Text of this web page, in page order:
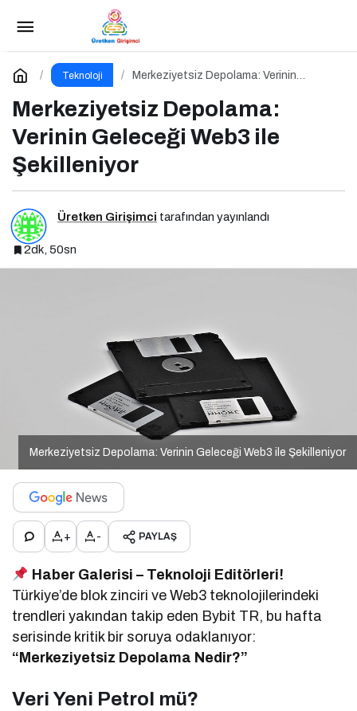
Teknoloji
Merkeziyetsiz Depolama: Verinin
Merkeziyetsiz Depolama:
Verinin Geleceği Web3 ile
Şekilleniyor
Üretken Girişimci tarafından yayınlandı
2dk, 50sn
Merkeziyetsiz Depolama: Verinin Geleceği Web3 ile Şekilleniyor
+ - PAYLAŞ
Haber Galerisi – Teknoloji Editörleri!
Türkiye’de blok zinciri ve Web3 teknolojilerindeki
trendleri yakından takip eden Bybit TR, bu hafta
serisinde kritik bir soruya odaklanıyor:
“Merkeziyetsiz Depolama Nedir?”
Veri Yeni Petrol mü?
Yanlış VPN Seçimi Gizliliğinizi Tehlikeye Atabilir
Yorum Yap